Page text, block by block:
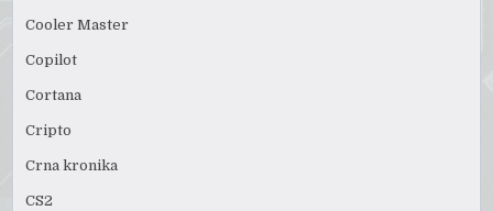
Cooler Master
Copilot
Cortana
Cripto
Crna kronika
CS2